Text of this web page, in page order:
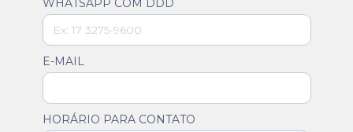
WHATSAPP COM DDD
E-MAIL
HORÁRIO PARA CONTATO